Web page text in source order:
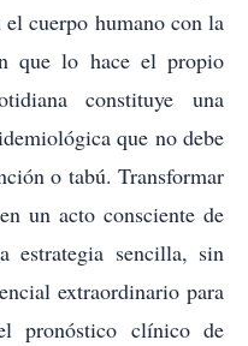
cuerpo humano con la
que lo hace el propio
constituye una
que no debe
o tabú. Transformar
un acto consciente de
estrategia sencilla, sin
extraordinario para
pronóstico clínico de